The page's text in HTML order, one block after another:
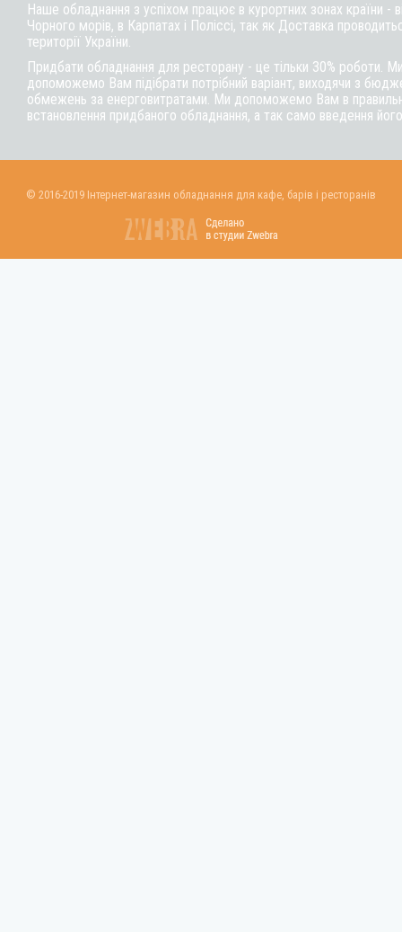
Наше обладнання з успіхом працює в курортних зонах країни -
Чорного морів, в Карпатах і Поліссі, так як Доставка
території України.
Придбати обладнання для ресторану - це тільки 30% роботи.
допоможемо Вам підібрати потрібний варіант, виходячи з
обмежень за енерговитратами. Ми допоможемо Вам в
встановлення придбаного обладнання, а так само введення
© 2016-2019 Інтернет-магазин обладнання для кафе, барів і ресторанів